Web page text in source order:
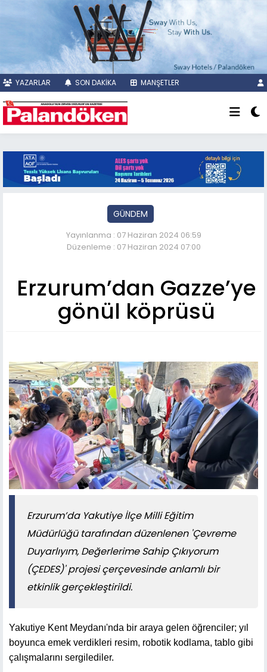
YAZARLAR SON DAKİKA MANŞETLER
GÜNDEM
Yayınlanma : 07 Haziran 2024 06:59
Düzenleme : 07 Haziran 2024 07:00
Erzurum’dan Gazze’ye
gönül köprüsü
Erzurum’da Yakutiye İlçe Milli Eğitim
Müdürlüğü tarafından düzenlenen 'Çevreme
Duyarlıyım, Değerlerime Sahip Çıkıyorum
(ÇEDES)' projesi çerçevesinde anlamlı bir
etkinlik gerçekleştirildi.
Yakutiye Kent Meydanı'nda bir araya gelen öğrenciler; yıl
boyunca emek verdikleri resim, robotik kodlama, tablo gibi
çalışmalarını sergilediler.